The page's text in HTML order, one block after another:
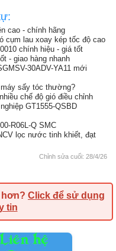
cao - chính hãng
cụm lau xoay kép tốc độ cao
chính hiệu - giá tốt
- giao hàng nhanh
30ADV-YA11 mới
sấy tóc thường?
chế độ gió điều chỉnh
GT1555-QSBD
R06L-Q SMC
lọc nước tinh khiết, đạt
Chỉnh sửa cuối: 28/4/26
hơn? Click để sử dụng
tin